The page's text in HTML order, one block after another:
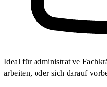
Ideal für administrative
arbeiten, oder sich darauf